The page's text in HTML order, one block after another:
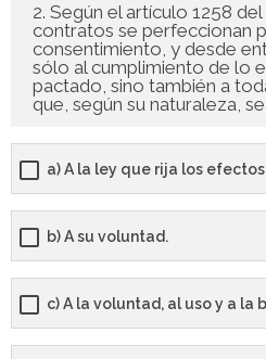
2025
- - OPOSICIÓN Auxiliar de
Castilla-La Mancha – Libre –
- - OPOSICIÓN Celador
- - OPOSICIÓN Enfermero
- - OPOSICIÓN Cuerpo Auxiliar
2. Según el artículo 1258
contratos se perfeccionan
consentimiento, y desde
sólo al cumplimiento de lo
pactado, sino también a
que, según su naturaleza,
a) A la ley que rija los
b) A su voluntad.
c) A la voluntad, al uso y a la